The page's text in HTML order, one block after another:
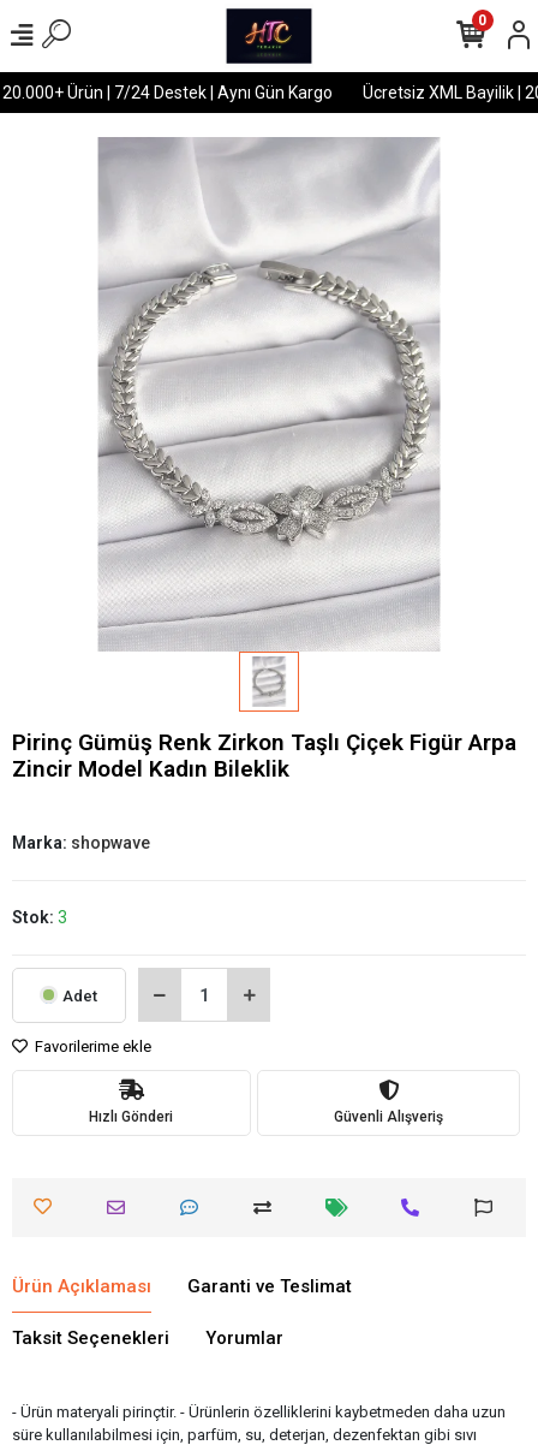
Ürün | 7/24 Destek | Aynı Gün Kargo Ücretsiz XML Bayilik |
0
Pirinç Gümüş Renk Zirkon Taşlı Çiçek Figür Arpa
Zincir Model Kadın Bileklik
Marka: shopwave
Stok: 3
Adet
Favorilerime ekle
Hızlı Gönderi Güvenli Alışveriş
Ürün Açıklaması Garanti ve Teslimat
Taksit Seçenekleri Yorumlar
- Ürün materyali pirinçtir. - Ürünlerin özelliklerini kaybetmeden daha uzun
süre kullanılabilmesi için, parfüm, su, deterjan, dezenfektan gibi sıvı